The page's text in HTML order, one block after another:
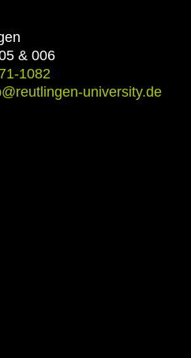
& 006
1082
university.de